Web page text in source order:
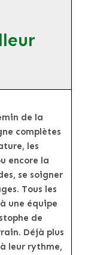
de la
complètes
les
encore la
se soigner
Tous les
une équipe
de
Déjà plus
leur rythme,